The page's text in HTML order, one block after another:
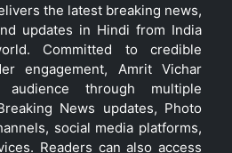
the latest breaking news,
updates in Hindi from India
Committed to credible
engagement, Amrit Vichar
through multiple
News updates, Photo
social media platforms,
Readers can also access